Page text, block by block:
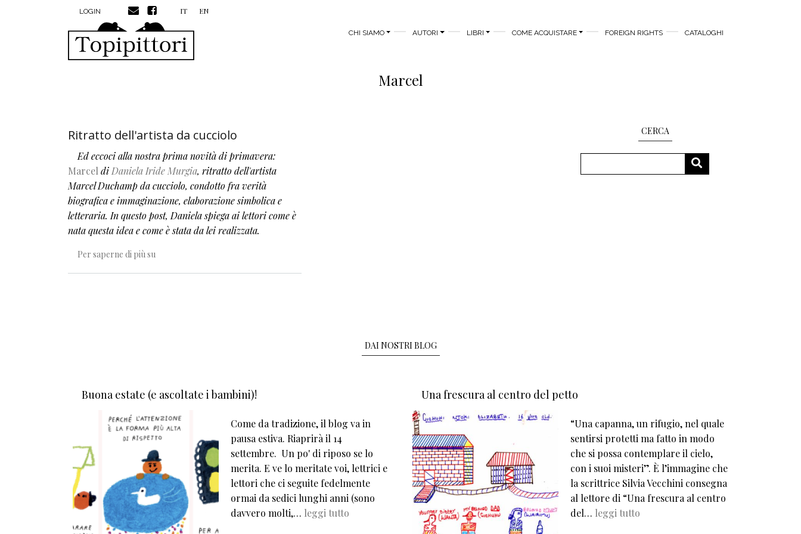
Salta al contenuto principale
MENU PROFILO UTENTE
LOGIN IT EN
MAIN MENU
CHI SIAMO AUTORI LIBRI COME ACQUISTARE FOREIGN RIGHTS CATALOGHI
Marcel
Ritratto dell'artista da cucciolo
Ed eccoci alla nostra prima novità di primavera:
Marcel di Daniela Iride Murgia, ritratto dell'artista
Marcel Duchampda cucciolo, condotto fra verità
biografica e immaginazione, elaborazione simbolica e
letteraria. In questo post, Daniela spiega ai lettori come è
nata questa idea e come è stata da lei realizzata.
Per saperne di più su
CERCA
CERCA
DAI NOSTRI BLOG
Buona estate (e ascoltate i bambini)!
Come da tradizione, il blog va in
pausa estiva. Riaprirà il 14
settembre. Un po' di riposo se lo
merita. E ve lo meritate voi, lettrici e
lettori che ci seguite fedelmente
ormai da sedici lunghi anni (sono
davvero molti,… leggi tutto
Una frescura al centro del petto
“Una capanna, un rifugio, nel quale
sentirsi protetti ma fatto in modo
che si possa contemplare il cielo,
con i suoi misteri”. È l’immagine che
la scrittrice Silvia Vecchini consegna
al lettore di “Una frescura al centro
del… leggi tutto